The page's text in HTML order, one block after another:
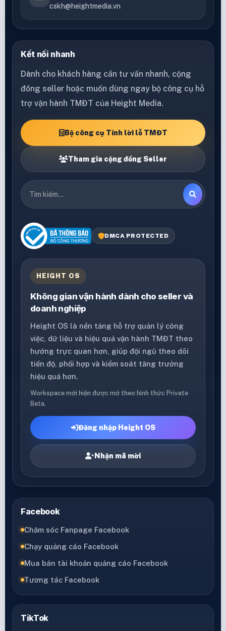
cskh@heightmedia.vn
Kết nối nhanh
Dành cho khách hàng cần tư vấn nhanh, cộng
đồng seller hoặc muốn dùng ngay bộ công cụ hỗ
trợ vận hành TMĐT của Height Media.
Bộ công cụ Tính lời lỗ TMĐT
Tham gia cộng đồng Seller
DMCA PROTECTED
HEIGHT OS
Không gian vận hành dành cho seller và
doanh nghiệp
Height OS là nền tảng hỗ trợ quản lý công
việc, dữ liệu và hiệu quả vận hành TMĐT theo
hướng trực quan hơn, giúp đội ngũ theo dõi
tiến độ, phối hợp và kiểm soát tăng trưởng
hiệu quả hơn.
Workspace mới hiện được mở theo hình thức Private
Beta.
Đăng nhập Height OS
Nhận mã mời
Facebook
Chăm sóc Fanpage Facebook
Chạy quảng cáo Facebook
Mua bán tài khoản quảng cáo Facebook
Tương tác Facebook
TikTok